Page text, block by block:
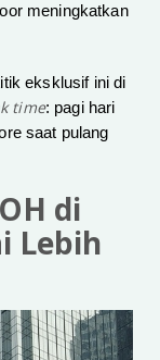
meningkatkan
eksklusif ini di
time: pagi hari
saat pulang
di
Lebih